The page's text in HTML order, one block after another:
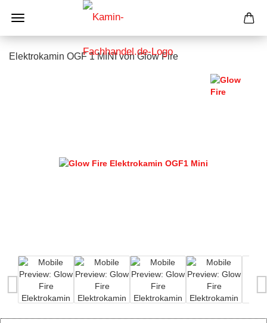
Elektrokamin OGF 1 MINI von Glow Fire